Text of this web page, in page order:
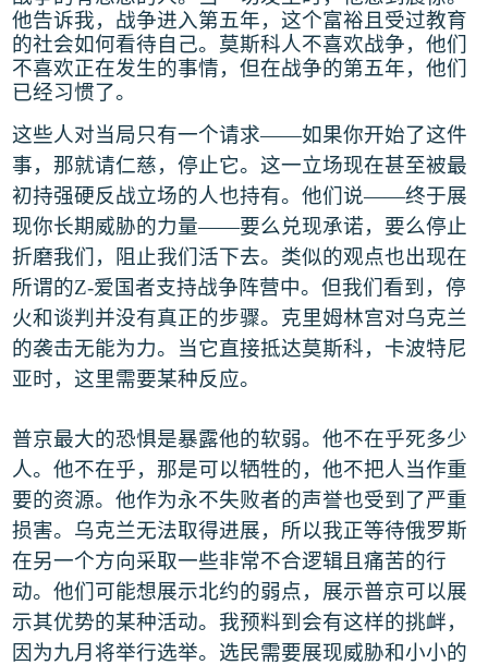
他告诉我，战争进入第五年，这个富裕且受过教育
的社会如何看待自己。莫斯科人不喜欢战争，他们
不喜欢正在发生的事情，但在战争的第五年，他们
已经习惯了。
这些人对当局只有一个请求——如果你开始了这件
事，那就请仁慈，停止它。这一立场现在甚至被最
初持强硬反战立场的人也持有。他们说——终于展
现你长期威胁的力量——要么兑现承诺，要么停止
折磨我们，阻止我们活下去。类似的观点也出现在
所谓的Z-爱国者支持战争阵营中。但我们看到，停
火和谈判并没有真正的步骤。克里姆林宫对乌克兰
的袭击无能为力。当它直接抵达莫斯科，卡波特尼
亚时，这里需要某种反应。
普京最大的恐惧是暴露他的软弱。他不在乎死多少
人。他不在乎，那是可以牺牲的，他不把人当作重
要的资源。他作为永不失败者的声誉也受到了严重
损害。乌克兰无法取得进展，所以我正等待俄罗斯
在另一个方向采取一些非常不合逻辑且痛苦的行
动。他们可能想展示北约的弱点，展示普京可以展
示其优势的某种活动。我预料到会有这样的挑衅，
因为九月将举行选举。选民需要展现威胁和小小的